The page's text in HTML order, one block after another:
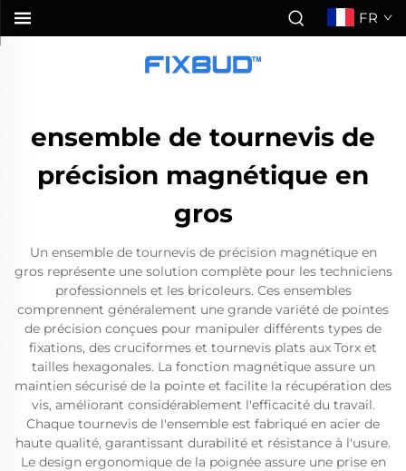
FR
ensemble de tournevis de
précision magnétique en
gros
Un ensemble de tournevis de précision magnétique en
gros représente une solution complète pour les techniciens
professionnels et les bricoleurs. Ces ensembles
comprennent généralement une grande variété de pointes
de précision conçues pour manipuler différents types de
fixations, des cruciformes et tournevis plats aux Torx et
tailles hexagonales. La fonction magnétique assure un
maintien sécurisé de la pointe et facilite la récupération des
vis, améliorant considérablement l'efficacité du travail.
Chaque tournevis de l'ensemble est fabriqué en acier de
haute qualité, garantissant durabilité et résistance à l'usure.
Le design ergonomique de la poignée assure une prise en